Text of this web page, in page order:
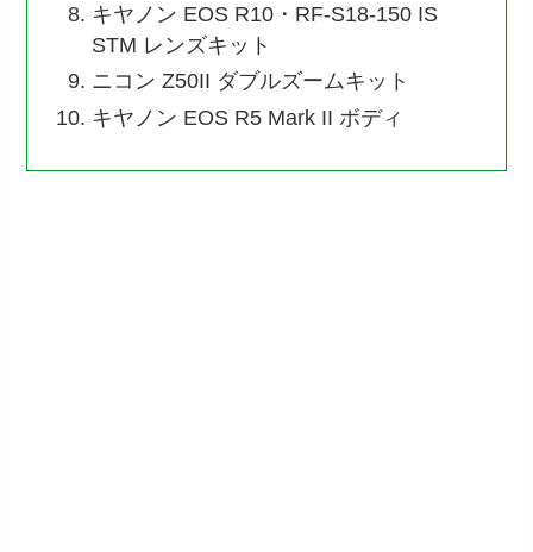
キヤノン EOS R10・RF-S18-150 IS
STM レンズキット
ニコン Z50II ダブルズームキット
キヤノン EOS R5 Mark II ボディ